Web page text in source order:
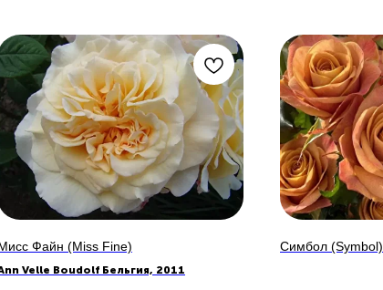
Файн (Miss Fine)
Velle Boudolf Бельгия, 2011
Симбол (Symbol)